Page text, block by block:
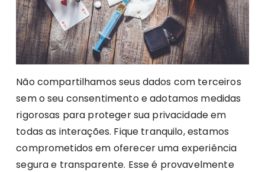
Não compartilhamos seus dados com terceiros
sem o seu consentimento e adotamos medidas
rigorosas para proteger sua privacidade em
todas as interações. Fique tranquilo, estamos
comprometidos em oferecer uma experiência
segura e transparente. Esse é provavelmente